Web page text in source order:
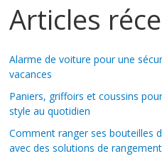
Articles
Alarme de voiture pour une
vacances
Paniers, griffoirs et coussins
style au quotidien
Comment ranger ses bouteilles
avec des solutions de